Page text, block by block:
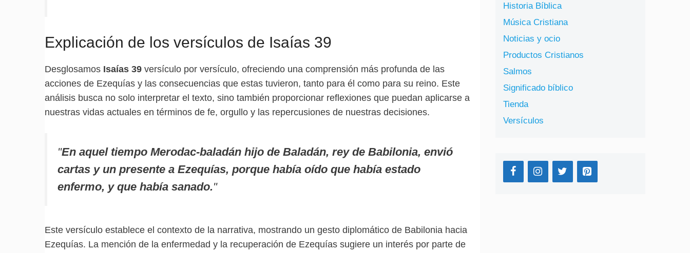
Explicación de los versículos de Isaías 39
Desglosamos Isaías 39 versículo por versículo, ofreciendo una comprensión más profunda de las
acciones de Ezequías y las consecuencias que estas tuvieron, tanto para él como para su reino. Este
análisis busca no solo interpretar el texto, sino también proporcionar reflexiones que puedan aplicarse a
nuestras vidas actuales en términos de fe, orgullo y las repercusiones de nuestras decisiones.
"En aquel tiempo Merodac-baladán hijo de Baladán, rey de Babilonia, envió
cartas y un presente a Ezequías, porque había oído que había estado
enfermo, y que había sanado."
Este versículo establece el contexto de la narrativa, mostrando un gesto diplomático de Babilonia hacia
Ezequías. La mención de la enfermedad y la recuperación de Ezequías sugiere un interés por parte de
Historia Bíblica
Música Cristiana
Noticias y ocio
Productos Cristianos
Salmos
Significado bíblico
Tienda
Versículos